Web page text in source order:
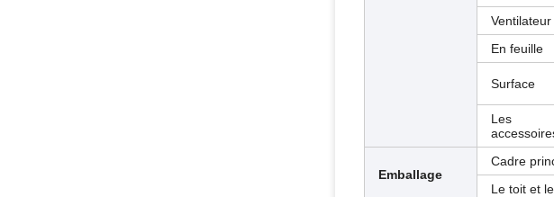
Ventilateur
En feuille
Surface
Les
Emballage
Cadre
Le toit et